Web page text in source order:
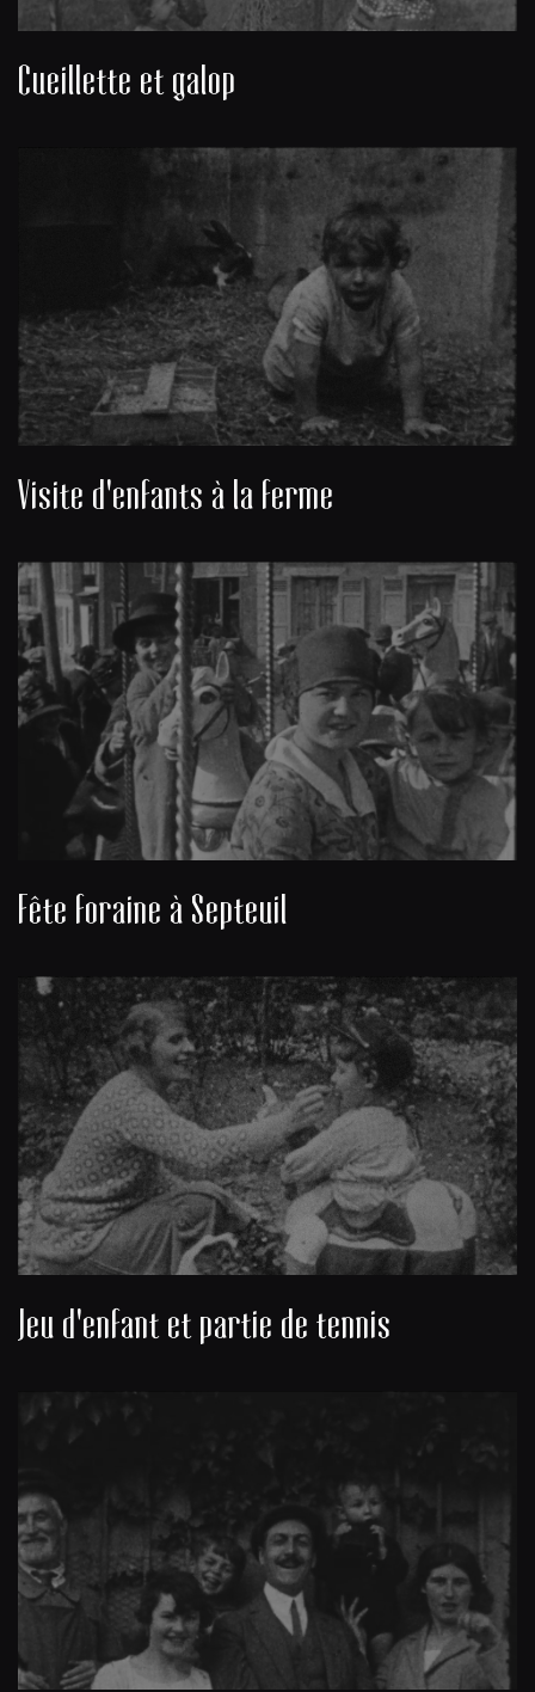
Cueillette et galop
Visite d'enfants à la ferme
Fête foraine à Septeuil
Jeu d'enfant et partie de tennis